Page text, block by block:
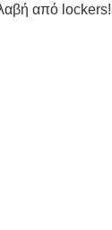
από lockers!